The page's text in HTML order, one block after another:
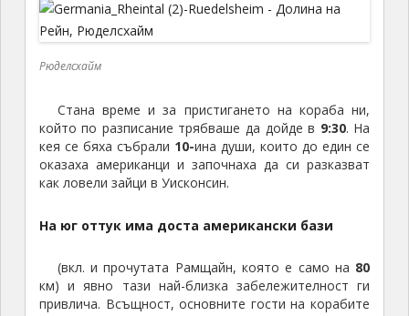
Рюделсхайм
Стана време и за пристигането на кораба ни,
който по разписание трябваше да дойде в 9:30. На
кея се бяха събрали 10-ина души, които до един се
оказаха американци и започнаха да си разказват
как ловели зайци в Уисконсин.
На юг оттук има доста американски бази
(вкл. и прочутата Рамщайн, която е само на 80
км) и явно тази най-близка забележителност ги
привлича. Всъщност, основните гости на корабите